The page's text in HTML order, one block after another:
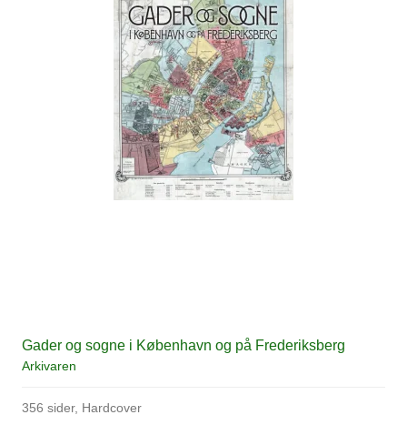
Gader og sogne i København og på Frederiksberg
Arkivaren
356 sider, Hardcover